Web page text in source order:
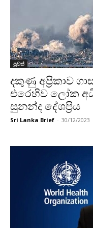
පුවත්
දකුණු අප්‍රිකාව
එරෙහිව ලෝක
සුනන්ද දේශප්‍රිය
Sri Lanka Brief - 30/12/2023